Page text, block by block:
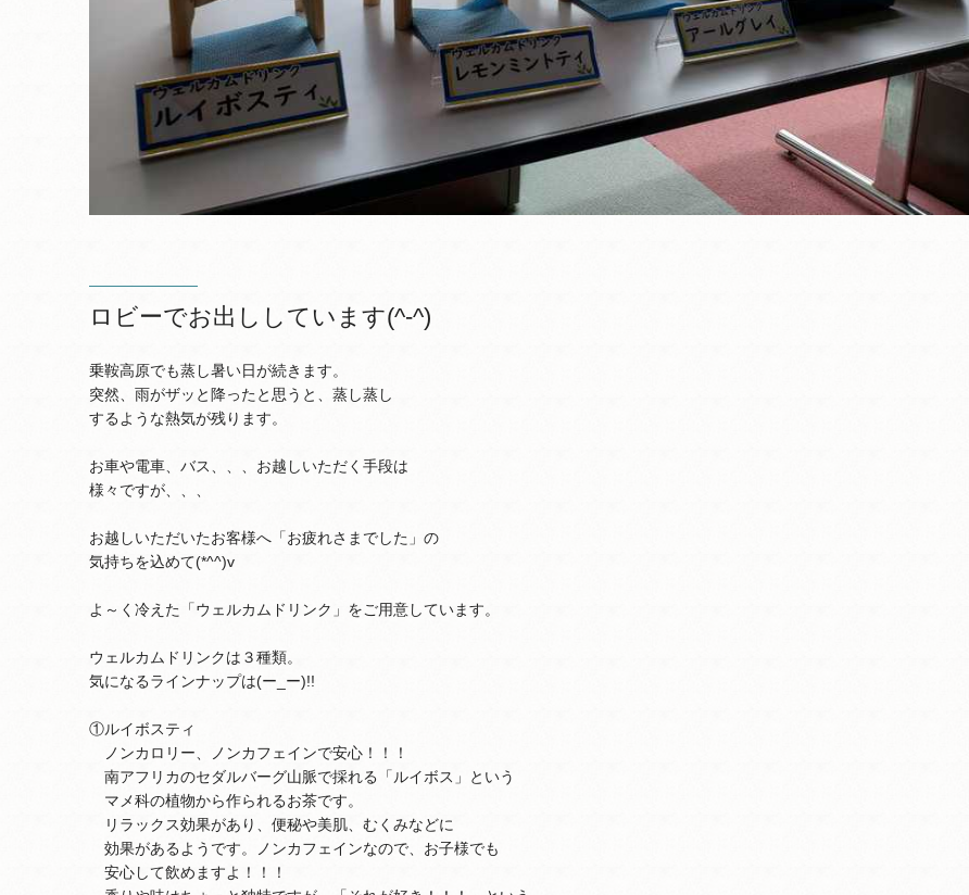
ロビーでお出ししています(^-^)
乗鞍高原でも蒸し暑い日が続きます。
突然、雨がザッと降ったと思うと、蒸し蒸し
するような熱気が残ります。
お車や電車、バス、、、お越しいただく手段は
様々ですが、、、
お越しいただいたお客様へ「お疲れさまでした」の
気持ちを込めて(*^^)v
よ～く冷えた「ウェルカムドリンク」をご用意しています。
ウェルカムドリンクは３種類。
気になるラインナップは(ー_ー)!!
①ルイボスティ
ノンカロリー、ノンカフェインで安心！！！
南アフリカのセダルバーグ山脈で採れる「ルイボス」という
マメ科の植物から作られるお茶です。
リラックス効果があり、便秘や美肌、むくみなどに
効果があるようです。ノンカフェインなので、お子様でも
安心して飲めますよ！！！